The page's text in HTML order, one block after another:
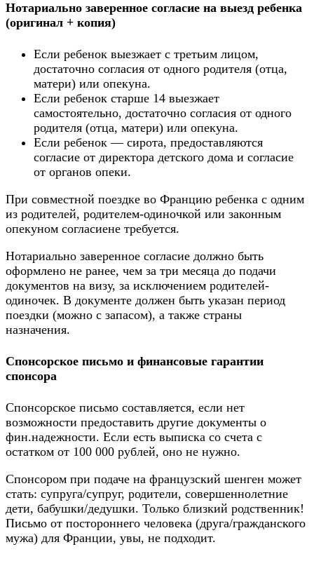
Нотариально заверенное согласие на выезд ребенка
(оригинал + копия)
Если ребенок выезжает с третьим лицом,
достаточно согласия от одного родителя (отца,
матери) или опекуна.
Если ребенок старше 14 выезжает
самостоятельно, достаточно согласия от одного
родителя (отца, матери) или опекуна.
Если ребенок — сирота, предоставляются
согласие от директора детского дома и согласие
от органов опеки.
При совместной поездке во Францию ребенка с одним
из родителей, родителем-одиночкой или законным
опекуном согласиене требуется.
Нотариально заверенное согласие должно быть
оформлено не ранее, чем за три месяца до подачи
документов на визу, за исключением родителей-
одиночек. В документе должен быть указан период
поездки (можно с запасом), а также страны
назначения.
Спонсорское письмо и финансовые гарантии
спонсора
Спонсорское письмо составляется, если нет
возможности предоставить другие документы о
фин.надежности. Если есть выписка со счета с
остатком от 100 000 рублей, оно не нужно.
Спонсором при подаче на французский шенген может
стать: супруга/супруг, родители, совершеннолетние
дети, бабушки/дедушки. Только близкий родственник!
Письмо от постороннего человека (друга/гражданского
мужа) для Франции, увы, не подходит.